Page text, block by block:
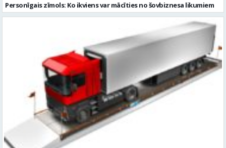
Personīgais zīmols: Ko ikviens var mācīties no šovbiznesa likumiem